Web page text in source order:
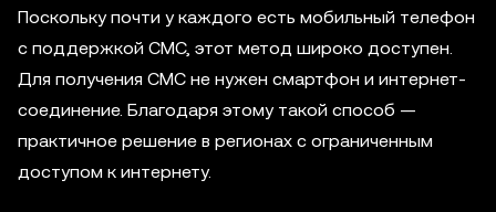
Поскольку почти у каждого есть мобильный телефон
с поддержкой СМС, этот метод широко доступен.
Для получения СМС не нужен смартфон и интернет-
соединение. Благодаря этому такой способ —
практичное решение в регионах с ограниченным
доступом к интернету.